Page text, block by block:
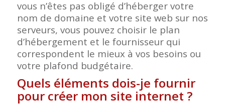
vous n’êtes pas obligé d’héberger votre
nom de domaine et votre site web sur nos
serveurs, vous pouvez choisir le plan
d’hébergement et le fournisseur qui
correspondent le mieux à vos besoins ou
votre plafond budgétaire.
Quels éléments dois-je fournir
pour créer mon site internet ?